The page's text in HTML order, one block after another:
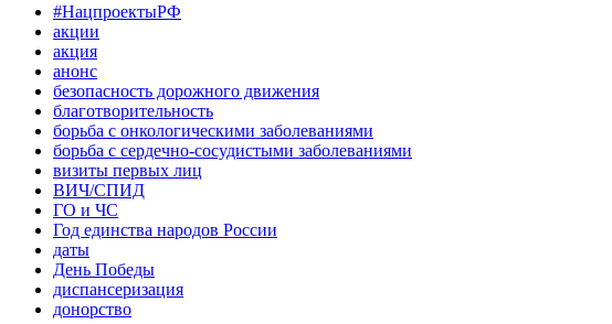
#НацпроектыРФ
акции
акция
анонс
безопасность дорожного движения
благотворительность
борьба с онкологическими заболеваниями
борьба с сердечно-сосудистыми заболеваниями
визиты первых лиц
ВИЧ/СПИД
ГО и ЧС
Год единства народов России
даты
День Победы
диспансеризация
донорство